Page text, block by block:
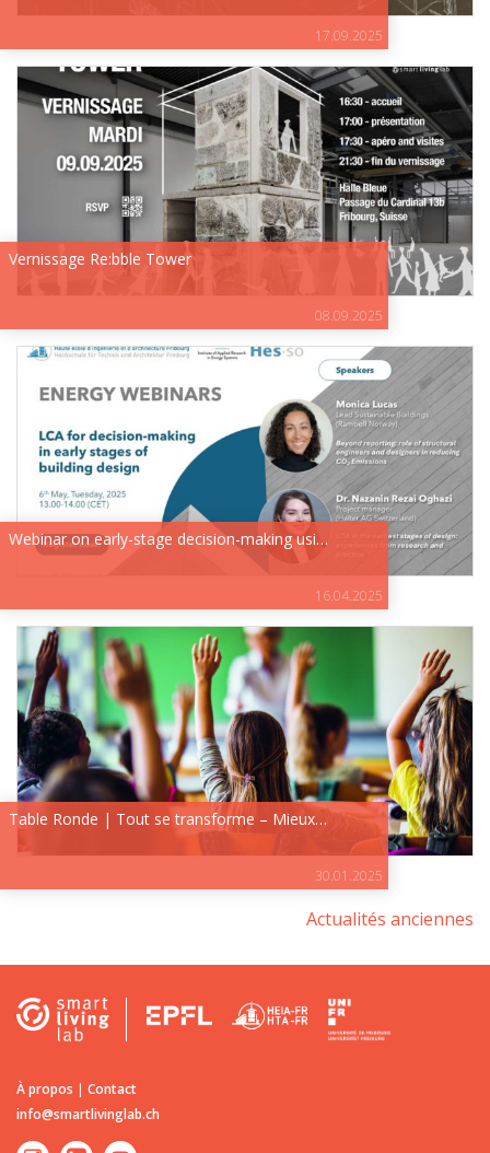
17.09.2025
Vernissage Re:bble Tower
08.09.2025
Webinar on early-stage decision-making usi…
16.04.2025
Table Ronde | Tout se transforme – Mieux…
30.01.2025
Actualités anciennes
À propos | Contact
info@smartlivinglab.ch